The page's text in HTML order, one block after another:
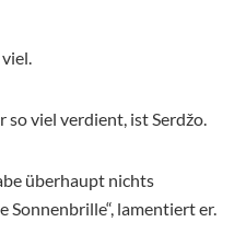
so viel verdient, ist Serdžo.
überhaupt nichts
lamentiert er.